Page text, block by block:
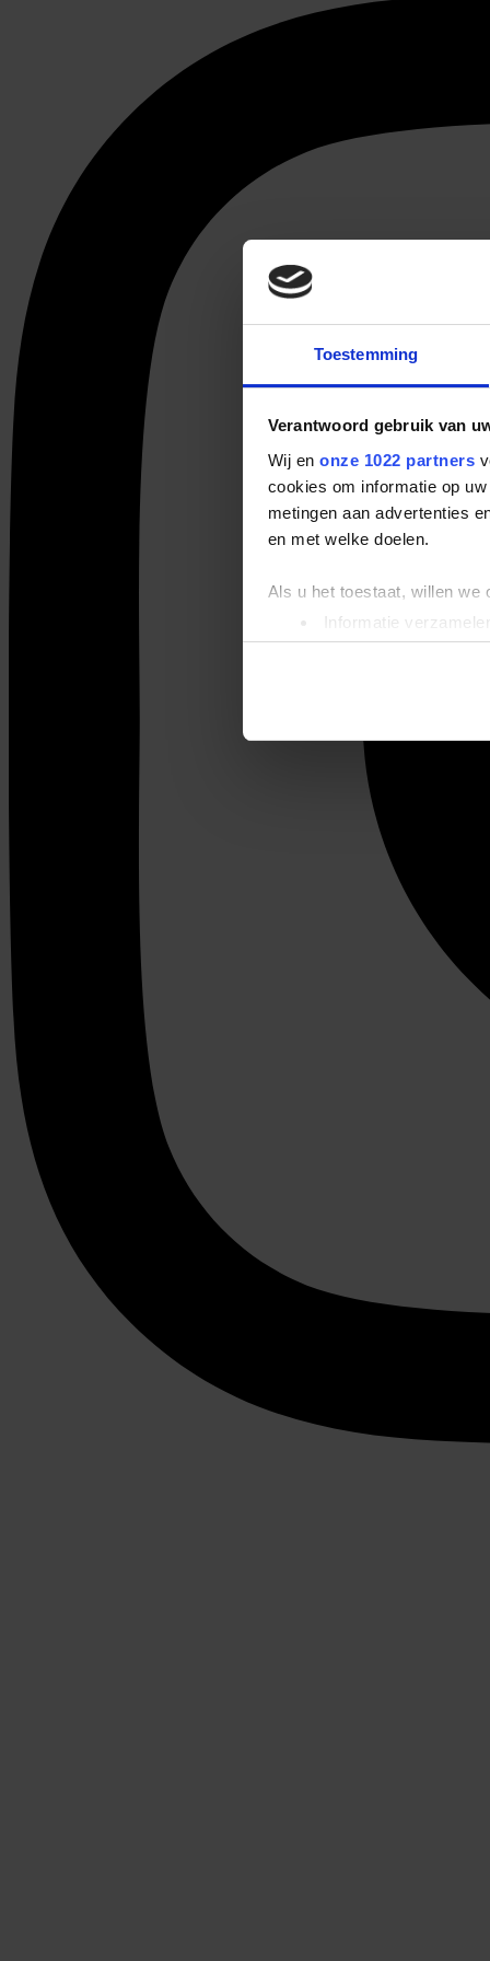
Toestemming
Verantwoord gebruik van
Wij en onze 1022 partners
cookies om informatie op
metingen aan advertenties
en met welke doelen.
Als u het toestaat, willen we
Informatie
Uw apparaat
Lees meer over hoe uw
We gebruiken cookies om
websiteverkeer te
media, adverteren en
verstrekt of die ze hebben